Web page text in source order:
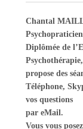
Chantal
Diplômée de
propose des
Téléphone,
vos questions
par eMail.
Vous vous